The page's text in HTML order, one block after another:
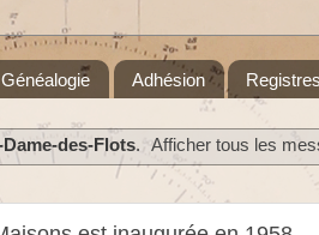
Généalogie Adhésion Registres
Dame-des-Flots. Afficher tous les